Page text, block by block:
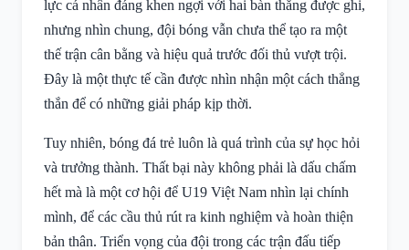
lực cá nhân đáng khen ngợi với hai bàn thắng được ghi,
nhưng nhìn chung, đội bóng vẫn chưa thể tạo ra một
thế trận cân bằng và hiệu quả trước đối thủ vượt trội.
Đây là một thực tế cần được nhìn nhận một cách thẳng
thắn để có những giải pháp kịp thời.
Tuy nhiên, bóng đá trẻ luôn là quá trình của sự học hỏi
và trưởng thành. Thất bại này không phải là dấu chấm
hết mà là một cơ hội để U19 Việt Nam nhìn lại chính
mình, để các cầu thủ rút ra kinh nghiệm và hoàn thiện
bản thân. Triển vọng của đội trong các trận đấu tiếp